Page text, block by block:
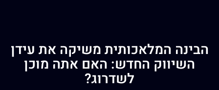
הבינה המלאכותית משיקה את עידן
השיווק החדש: האם אתה מוכן
לשדרוג?